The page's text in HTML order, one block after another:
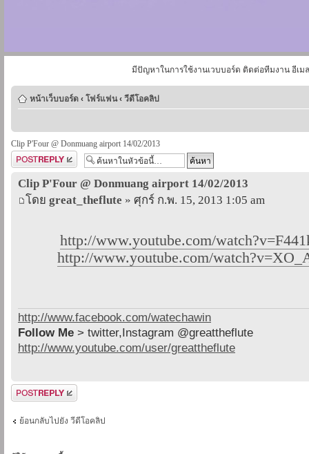
มีปัญหาในการใช้งานเวบบอร์ด ติดต่อทีมงาน อีเม
หน้าเว็บบอร์ด ‹ โฟร์แฟน ‹ วีดีโอคลิป
Clip P'Four @ Donmuang airport 14/02/2013
ตอบกระทู้
Clip P'Four @ Donmuang airport 14/02/2013
โดย great_theflute » ศุกร์ ก.พ. 15, 2013 1:05 am
http://www.youtube.com/
http://www.youtube.com/
http://www.facebook.com/watechawin
Follow Me > twitter,Instagram @greattheflute
http://www.youtube.com/user/greattheflute
ตอบกระทู้
ย้อนกลับไปยัง วีดีโอคลิป